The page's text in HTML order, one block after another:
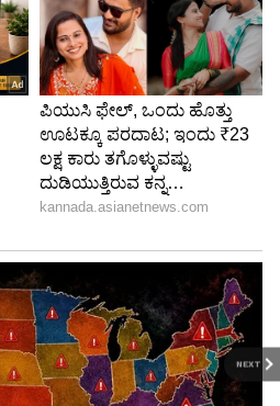
NEXT